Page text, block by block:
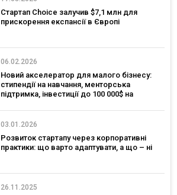
Стартап Choice залучив $7,1 млн для
прискорення експансії в Європі
06.02.2026
Новий акселератор для малого бізнесу:
стипендії на навчання, менторська
підтримка, інвестиції до 100 000$ на
03.01.2026
Розвиток стартапу через корпоративні
практики: що варто адаптувати, а що – ні
26.11.2025